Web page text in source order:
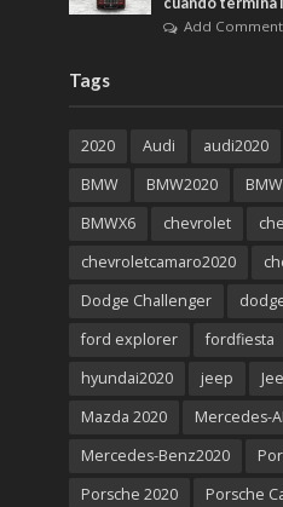
Add Comment
Tags
2020 Audi audi2020
BMW
BMW2020
BMWX6
chevrolet
chevroletcamaro2020
Dodge Challenger
ford explorer
fordfiesta
hyundai2020
jeep
Mazda 2020
Mercedes-
Mercedes-Benz2020
Porsche 2020
Porsche